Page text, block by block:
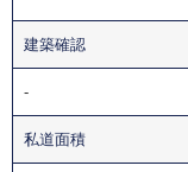
建築確認
-
私道面積